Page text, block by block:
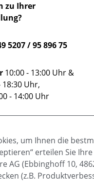
zu Ihrer
5207 / 95 896 75
10:00 - 13:00 Uhr &
18:30 Uhr,
- 14:00 Uhr
.
um Ihnen die
erteilen Sie
AG (Ebbinghoff 10,
(z.B.